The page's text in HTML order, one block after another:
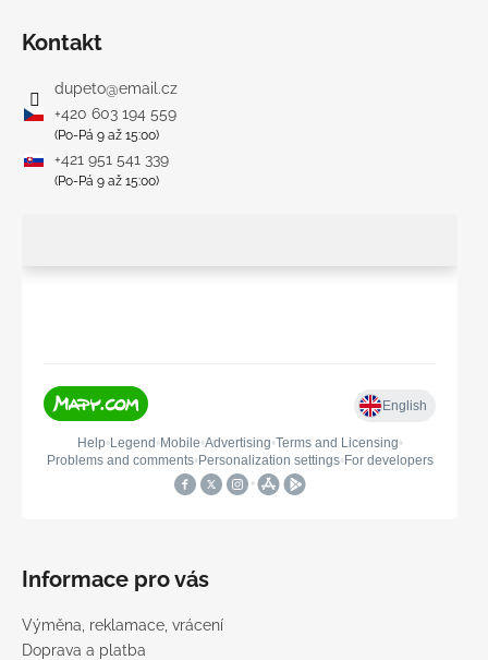
Kontakt
dupeto@email.cz
+420 603 194 559
(Po-Pá 9 až 15:00)
+421 951 541 339
(Po-Pá 9 až 15:00)
Informace pro vás
Výměna, reklamace, vrácení
Doprava a platba